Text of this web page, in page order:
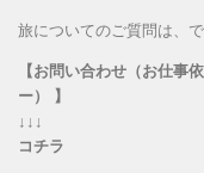
旅についてのご質問は、
【お問い合わせ（お仕事
ー） 】
↓↓↓
コチラ